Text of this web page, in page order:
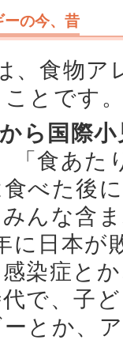
ーの今、昔
、食物ア
とです
ら国際
「食あた
べた後
んな含
に日本が
染症と
で、子
とか、